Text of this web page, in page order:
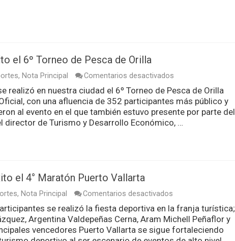
el 6º Torneo de Pesca de Orilla
, Nota Principal Comentarios desactivadosen
realizó
con
éxito
6º
realizó en nuestra ciudad el 6º Torneo de Pesca de Orilla
con una afluencia de 352 participantes más público y
al evento en el que también estuvo presente por parte del
director de Turismo y Desarrollo Económico, …
el 4° Maratón Puerto Vallarta
, Nota Principal Comentarios desactivadosen
celebra
con
éxito
se realizó la fiesta deportiva en la franja turística;
Argentina Valdepeñas Cerna, Aram Michell Peñaflor y
vencedores Puerto Vallarta se sigue fortaleciendo